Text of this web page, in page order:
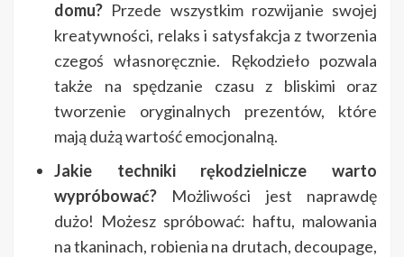
domu? Przede wszystkim rozwijanie swojej
kreatywności, relaks i satysfakcja z tworzenia
czegoś własnoręcznie. Rękodzieło pozwala
także na spędzanie czasu z bliskimi oraz
tworzenie oryginalnych prezentów, które
mają dużą wartość emocjonalną.
Jakie techniki rękodzielnicze warto
wypróbować? Możliwości jest naprawdę
dużo! Możesz spróbować: haftu, malowania
na tkaninach, robienia na drutach, decoupage,